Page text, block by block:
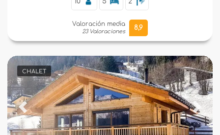
Valoración media
23 Valoraciones
8,9
CHALET
Previous Next